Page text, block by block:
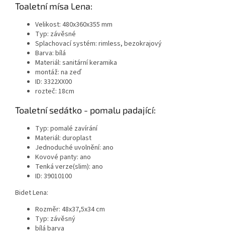
Toaletní mísa Lena:
Velikost: 480x360x355 mm
Typ: závěsné
Splachovací systém: rimless, bezokrajový
Barva: bílá
Materiál: sanitární keramika
montáž: na zeď
ID: 3322XX00
rozteč: 18cm
Toaletní sedátko - pomalu padající:
Typ: pomalé zavírání
Materiál: duroplast
Jednoduché uvolnění: ano
Kovové panty: ano
Tenká verze(slim): ano
ID: 39010100
Bidet Lena:
Rozměr: 48x37,5x34 cm
Typ: závěsný
bílá barva